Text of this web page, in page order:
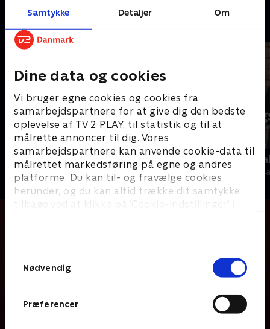
Samtykke Detaljer Om
Dine data og cookies
Vi bruger egne cookies og cookies fra
samarbejdspartnere for at give dig den bedste
oplevelse af TV 2 PLAY, til statistik og til at
målrette annoncer til dig. Vores
samarbejdspartnere kan anvende cookie-data til
målrettet markedsføring på egne og andres
platforme. Du kan til- og fravælge cookies
herunder, og du kan altid trække dit samtykke
tilbage ved at klikke på ’Cookie-indstillinger’ i
Nødvendig
Præferencer
Andre så også
Kampen om USA
Nyheder & Magasiner Nyheder &